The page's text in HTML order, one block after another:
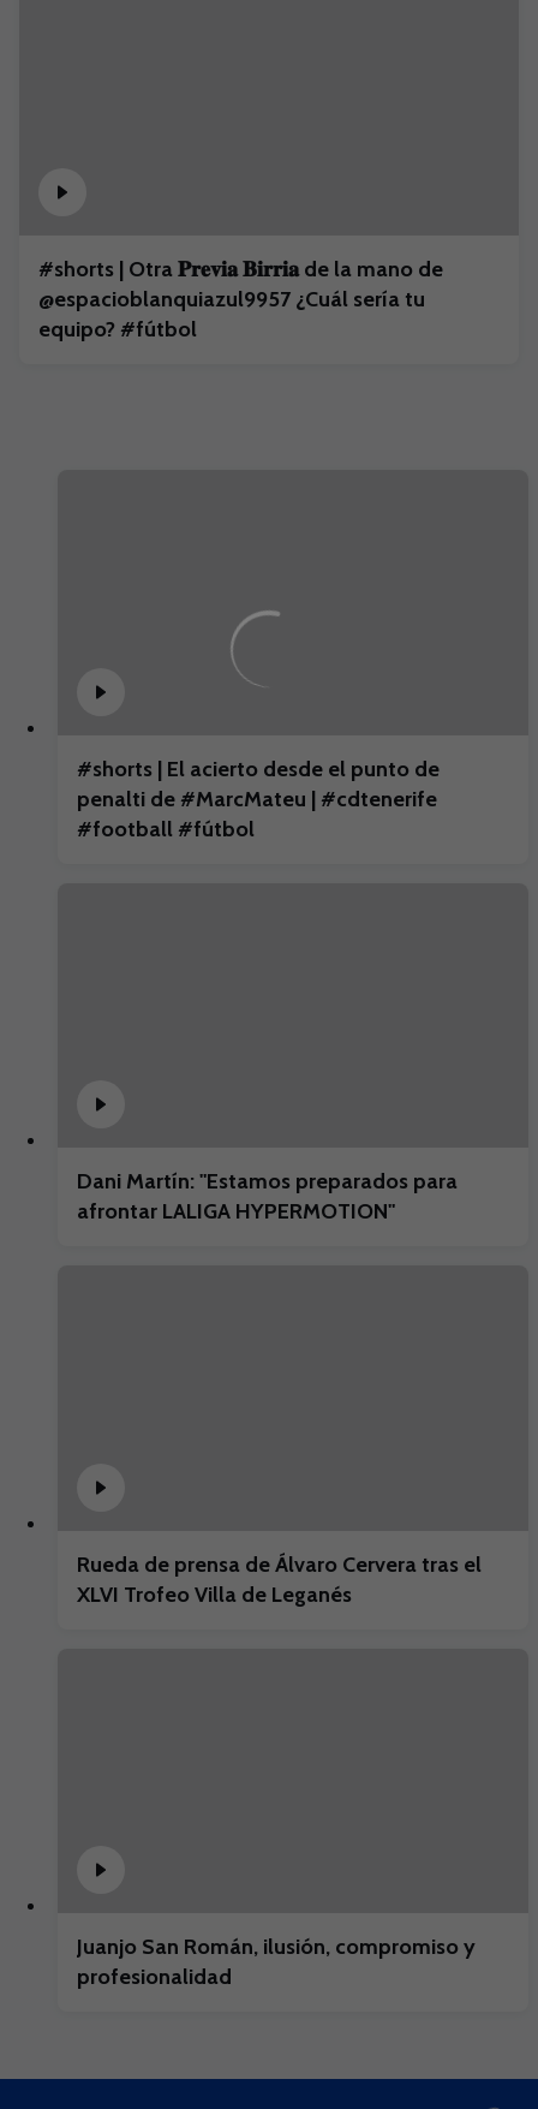
#shorts | Otra 𝐏𝐫𝐞𝐯𝐢𝐚 𝐁𝐢𝐫𝐫𝐢𝐚 de la mano de
@espacioblanquiazul9957 ¿Cuál sería tu
equipo? #fútbol
#shorts | El acierto desde el punto de
penalti de #MarcMateu | #cdtenerife
#football #fútbol
Dani Martín: "Estamos preparados para
afrontar LALIGA HYPERMOTION"
Rueda de prensa de Álvaro Cervera tras el
XLVI Trofeo Villa de Leganés
Juanjo San Román, ilusión, compromiso y
profesionalidad